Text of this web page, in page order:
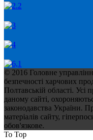
© 2016 Головне
безпечності харчових
Полтавській області. Усі
даному сайті,
законодавства України.
матеріалів сайту,
обов'язкове.
To Top